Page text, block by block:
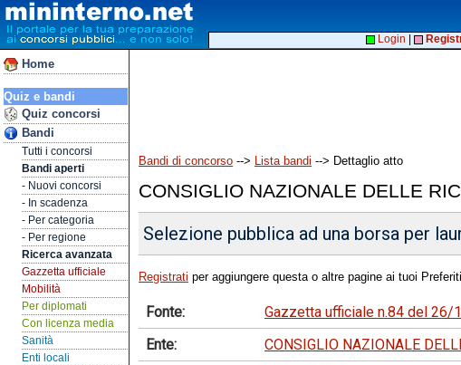
Home
Quiz e bandi
Quiz concorsi
Bandi
Tutti i concorsi
Bandi aperti
- Nuovi concorsi
- In scadenza
- Per categoria
- Per regione
Ricerca avanzata
Gazzetta ufficiale
Mobilità
Per diplomati
Con licenza media
Sanità
Enti locali
Login
Bandi di concorso --> Lista bandi --> Dettaglio atto
CONSIGLIO NAZIONALE DELLE
Selezione pubblica ad una borsa per
Registrati per aggiungere questa o altre pagine ai tuoi
Fonte:
Gazzetta ufficiale n.84 del 26/
Ente:
CONSIGLIO NAZIONALE